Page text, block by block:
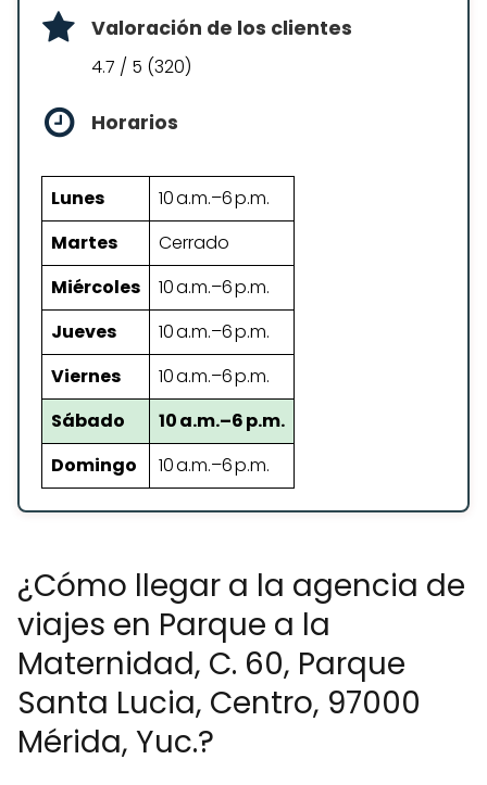
Valoración de los clientes
4.7 / 5 (320)
Horarios
Lunes
10 a.m.–6 p.m.
Martes
Cerrado
Miércoles
10 a.m.–6 p.m.
Jueves
10 a.m.–6 p.m.
Viernes
10 a.m.–6 p.m.
Sábado
10 a.m.–6 p.m.
Domingo
10 a.m.–6 p.m.
¿Cómo llegar a la agencia de
viajes en Parque a la
Maternidad, C. 60, Parque
Santa Lucia, Centro, 97000
Mérida, Yuc.?